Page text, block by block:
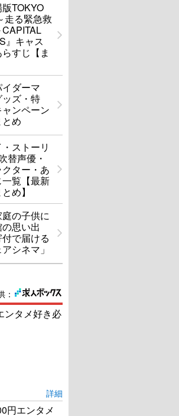
版TOKYO
走る緊急救
』キャス
らすじ【ま
イダーマ
ッズ・特
ンペーン
め
・ストーリ
替声優・
ター・あ
一覧【最新
め】
の子供に
思い出
で届ける
アシネマ」
：
ンタメ好き必
詳細
円エンタメ